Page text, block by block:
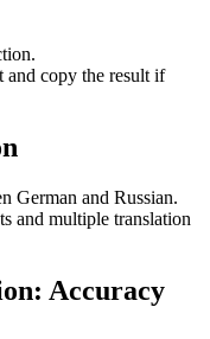
and copy the result if
German and Russian.
and multiple translation
Accuracy